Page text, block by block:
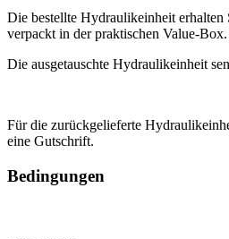
Die bestellte Hydraulikeinheit erhalten
verpackt in der praktischen Value-Box.
Die ausgetauschte Hydraulikeinheit
Für die zurückgelieferte
eine Gutschrift.
Bedingungen